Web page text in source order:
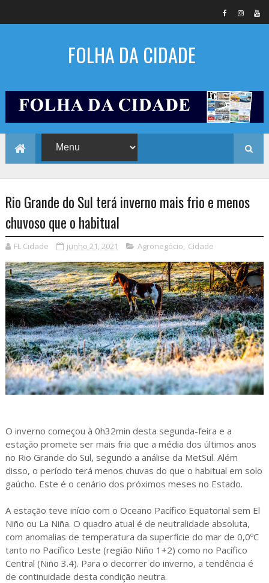
FOLHA DA CIDADE
Rio Grande do Sul terá inverno mais frio e menos
chuvoso que o habitual
FL Cidade junho 21, 2021 Agronegócio, Cidade
O inverno começou à 0h32min desta segunda-feira e a
estação promete ser mais fria que a média dos últimos anos
no Rio Grande do Sul, segundo a análise da MetSul. Além
disso, o período terá menos chuvas do que o habitual em solo
gaúcho. Este é o cenário dos próximos meses no Estado.
A estação teve início com o Oceano Pacífico Equatorial sem El
Niño ou La Niña. O quadro atual é de neutralidade absoluta,
com anomalias de temperatura da superfície do mar de 0,0ºC
tanto no Pacífico Leste (região Niño 1+2) como no Pacífico
Central (Niño 3.4). Para o decorrer do inverno, a tendência é
de continuidade desta condição neutra.